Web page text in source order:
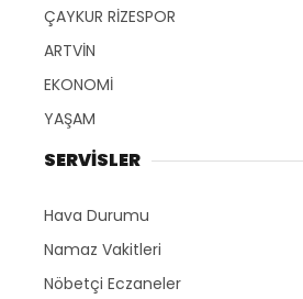
ÇAYKUR RİZESPOR
ARTVİN
EKONOMİ
YAŞAM
SERVİSLER
Hava Durumu
Namaz Vakitleri
Nöbetçi Eczaneler